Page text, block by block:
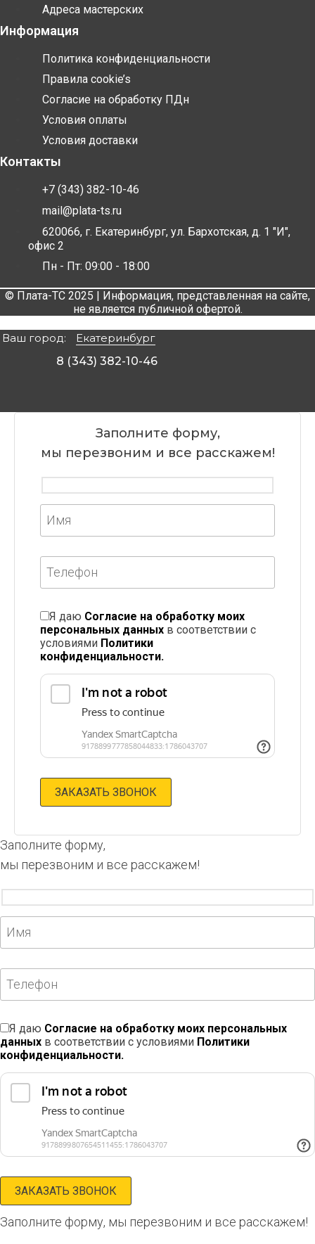
Адреса мастерских
Информация
Политика конфиденциальности
Правила cookie’s
Согласие на обработку ПДн
Условия оплаты
Условия доставки
Контакты
+7 (343) 382-10-46
mail@plata-ts.ru
620066, г. Екатеринбург, ул. Бархотская, д. 1 "И",
офис 2
Пн - Пт: 09:00 - 18:00
© Плата-ТС 2025 | Информация, представленная на сайте,
не является публичной офертой.
Ваш город:
Екатеринбург
8 (343) 382-10-46
Заполните форму,
мы перезвоним и все расскажем!
Я даю Согласие на обработку моих
персональных данных в соответствии с
условиями Политики
конфиденциальности.
Заполните форму,
мы перезвоним и все расскажем!
Я даю Согласие на обработку моих персональных
данных в соответствии с условиями Политики
конфиденциальности.
Заполните форму, мы перезвоним и все расскажем!